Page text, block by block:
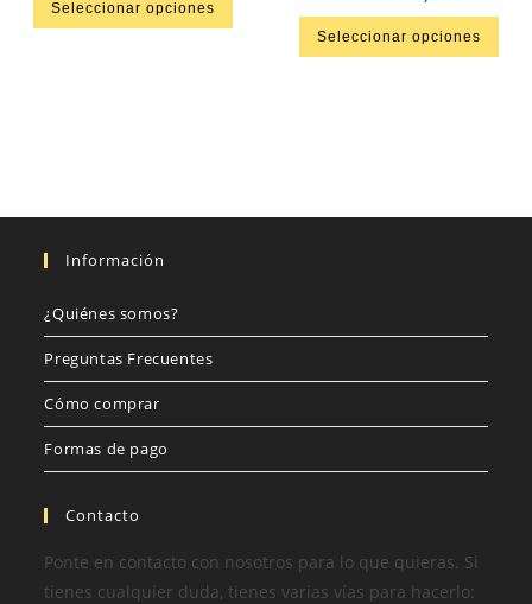
Seleccionar opciones
Seleccionar opciones
Información
¿Quiénes somos?
Preguntas Frecuentes
Cómo comprar
Formas de pago
Contacto
Ponte en contacto con nosotros para lo que quieras. Si
tienes cualquier duda, tienes varias vías para hacerlo: